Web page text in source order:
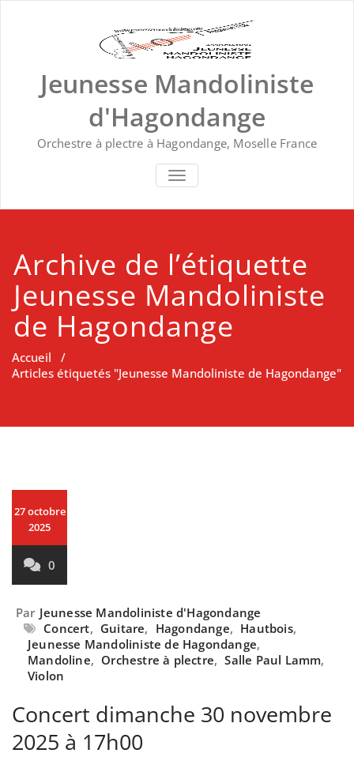
Jeunesse Mandoliniste
d'Hagondange
Orchestre à plectre à Hagondange, Moselle France
TOGGLE NAVIGATION
Archive de l’étiquette
Jeunesse Mandoliniste
de Hagondange
Accueil /
Articles étiquetés "Jeunesse Mandoliniste de Hagondange"
27 octobre
2025
0
Par Jeunesse Mandoliniste d'Hagondange
Concert, Guitare, Hagondange, Hautbois,
Jeunesse Mandoliniste de Hagondange,
Mandoline, Orchestre à plectre, Salle Paul Lamm,
Violon
Concert dimanche 30 novembre
2025 à 17h00